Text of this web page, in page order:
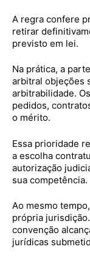
A regra confere
retirar
previsto em lei.
Na prática, a
arbitral objeções
arbitrabilidade.
pedidos,
o mérito.
Essa prioridade
a escolha
autorização
sua competência.
Ao mesmo
própria
convenção
jurídicas